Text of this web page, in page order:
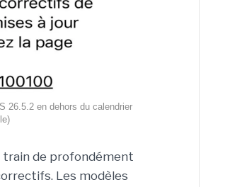
26.5.2 en dehors du calendrier
train de profondément
Les modèles